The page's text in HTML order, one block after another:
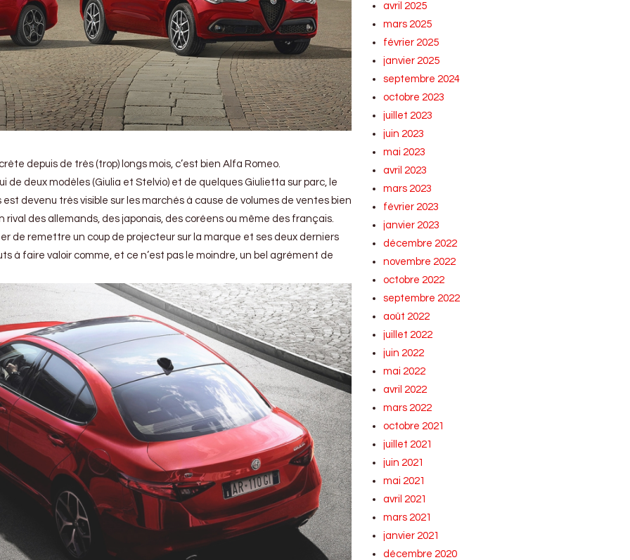
depuis de très (trop) longs mois, c’est bien Alfa Romeo.
de deux modèles (Giulia et Stelvio) et de quelques Giulietta sur parc, le
devenu très visible sur les marchés à cause de volumes de ventes bien
rival des allemands, des japonais, des coréens ou même des français.
de remettre un coup de projecteur sur la marque et ses deux derniers
à faire valoir comme, et ce n’est pas le moindre, un bel agrément de
avril 2025
mars 2025
février 2025
janvier 2025
septembre 2024
octobre 2023
juillet 2023
juin 2023
mai 2023
avril 2023
mars 2023
février 2023
janvier 2023
décembre 2022
novembre 2022
octobre 2022
septembre 2022
août 2022
juillet 2022
juin 2022
mai 2022
avril 2022
mars 2022
octobre 2021
juillet 2021
juin 2021
mai 2021
avril 2021
mars 2021
janvier 2021
décembre 2020